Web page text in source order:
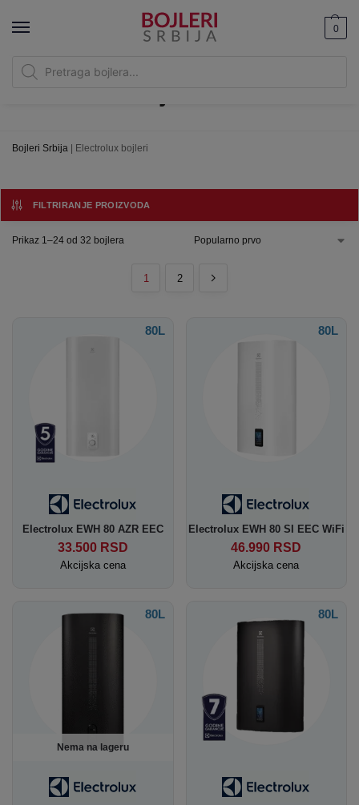
0
Bojleri Srbija Electrolux bojleri
FILTRIRANJE PROIZVODA
Prikaz 1–24 od 32 bojlera
1 2
80L
Electrolux EWH 80 AZR EEC
33.500 RSD
Akcijska cena
80L
Electrolux EWH 80 SI EEC WiFi
46.990 RSD
Akcijska cena
80L
Nema na lageru
80L